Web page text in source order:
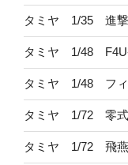
タミヤ 1/35 進撃
タミヤ 1/48
タミヤ 1/48 フィ
タミヤ 1/72 零式
タミヤ 1/72 飛燕